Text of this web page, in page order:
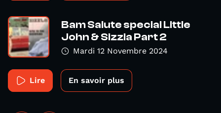
Bam Salute special LIttle
John & Sizzla Part 2
Mardi 12 Novembre 2024
Lire En savoir plus